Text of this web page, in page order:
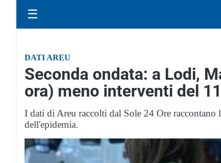
☰
DATI AREU
Seconda ondata: a Lodi,
ora) meno interventi del
I dati di Areu raccolti dal Sole 24 Ore raccontano
dell'epidemia.